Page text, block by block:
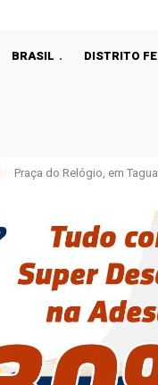
BRASIL DISTRITO
Praça do Relógio, em